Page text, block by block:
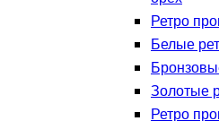
Ретро
Белые
Золотые
Ретро